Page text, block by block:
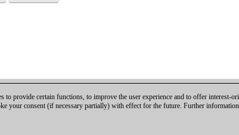
to provide certain functions, to improve the user experience and to offer
your consent (if necessary partially) with effect for the future. Further